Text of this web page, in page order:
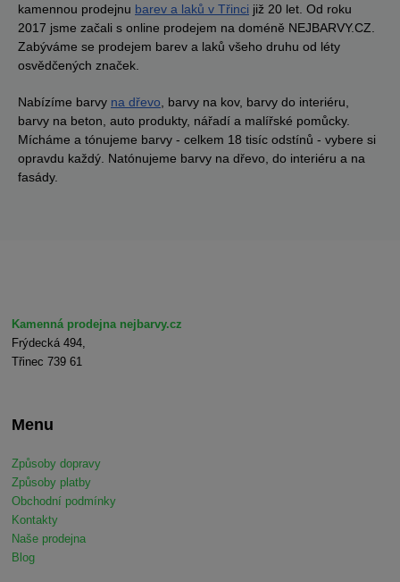
kamennou prodejnu barev a laků v Třinci již 20 let. Od roku
2017 jsme začali s online prodejem na doméně NEJBARVY.CZ.
Zabýváme se prodejem barev a laků všeho druhu od léty
osvědčených značek.
Nabízíme barvy na dřevo , barvy na kov, barvy do interiéru,
barvy na beton, auto produkty, nářadí a malířské pomůcky.
Mícháme a tónujeme barvy - celkem 18 tisíc odstínů - vybere si
opravdu každý. Natónujeme barvy na dřevo, do interiéru a na
fasády.
Kamenná prodejna nejbarvy.cz
Frýdecká 494,
Třinec 739 61
Menu
Způsoby dopravy
Způsoby platby
Obchodní podmínky
Kontakty
Naše prodejna
Blog